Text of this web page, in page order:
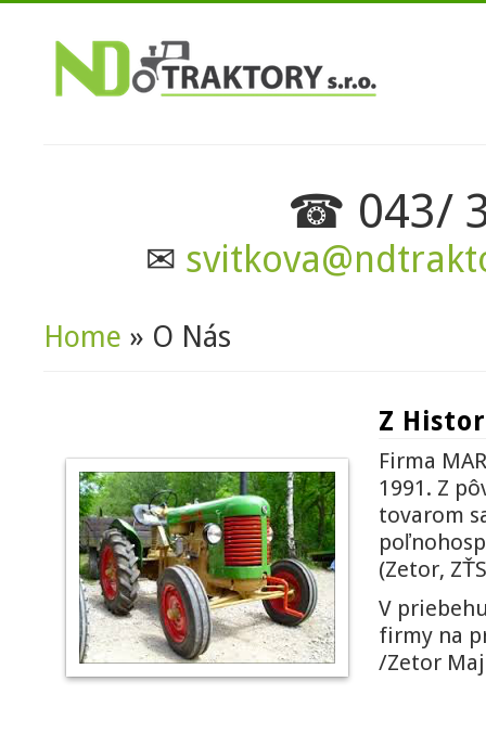
☎ 043/
✉
You Are Here
Home » O Nás
Z
Firma
1991. Z
tovarom
(Zetor,
V
firmy na
/Zetor